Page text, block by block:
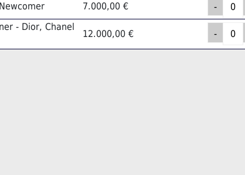
7.000,00 €
- Dior, Chanel
12.000,00 €